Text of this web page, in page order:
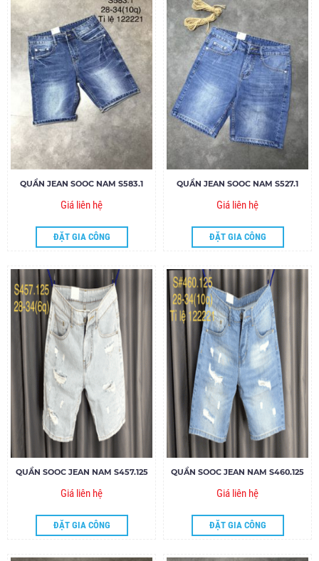
QUẦN JEAN SOOC NAM S583.1
Giá liên hệ
ĐẶT GIA CÔNG
QUẦN JEAN SOOC NAM S527.1
Giá liên hệ
ĐẶT GIA CÔNG
QUẦN SOOC JEAN NAM S457.125
Giá liên hệ
ĐẶT GIA CÔNG
QUẦN SOOC JEAN NAM S460.125
Giá liên hệ
ĐẶT GIA CÔNG